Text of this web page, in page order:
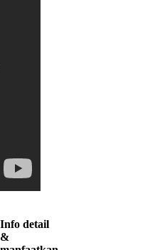
Info detail
&